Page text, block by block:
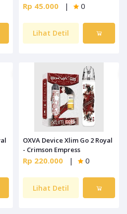
Rp 45.000 | 0
Lihat Detil
OXVA Device Xlim Go 2 Royal
- Crimson Empress
Rp 220.000 | 0
Lihat Detil